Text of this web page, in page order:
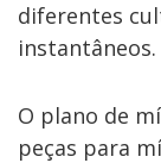
diferentes
instantâneos.
O plano de
peças para